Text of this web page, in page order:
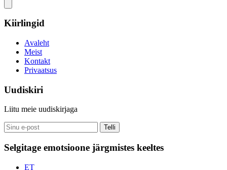
Kiirlingid
Avaleht
Meist
Kontakt
Privaatsus
Uudiskiri
Liitu meie uudiskirjaga
Telli
Selgitage emotsioone järgmistes keeltes
ET